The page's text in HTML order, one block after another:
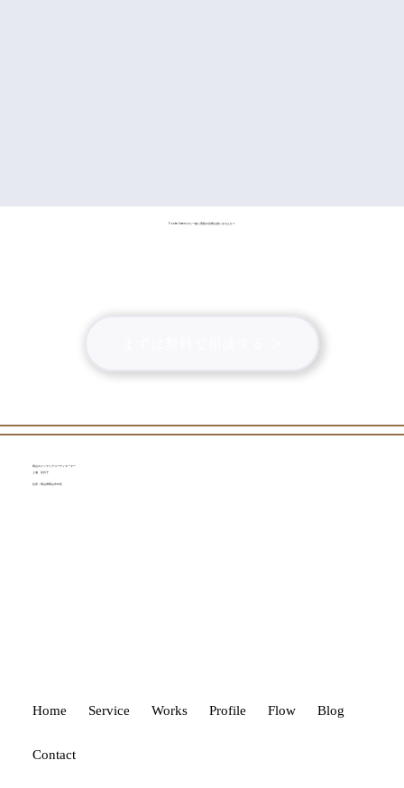
Fonte Interiorと一緒に理想の空間を創りませんか？
Home Service Works Profile Flow Blog
Contact
岡山のインテリアコーディネーター
上浦 佳代子
住所：岡山県岡山市中区